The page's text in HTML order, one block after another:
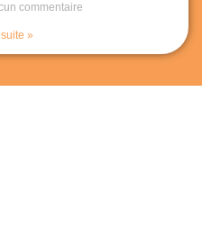
commentaire
»